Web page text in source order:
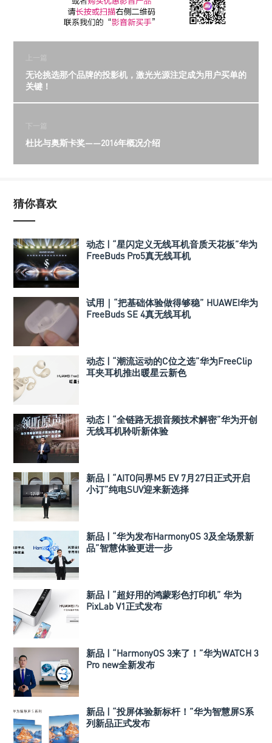
上一篇
无论挑选那个品牌的投影机，激光光源注定成为用户买单的
关键！
下一篇
杜比与奥斯卡奖——2016年概况介绍
猜你喜欢
动态 | “星闪定义无线耳机音质天花板”华为
FreeBuds Pro5真无线耳机
试用｜“把基础体验做得够稳” HUAWEI华为
FreeBuds SE 4真无线耳机
动态 | “潮流运动的C位之选”华为FreeClip
耳夹耳机推出暖星云新色
动态 | “全链路无损音频技术解密”华为开创
无线耳机聆听新体验
新品 | “AITO问界M5 EV 7月27日正式开启
小订”纯电SUV迎来新选择
新品 | “华为发布HarmonyOS 3及全场景新
品”智慧体验更进一步
新品 | “超好用的鸿蒙彩色打印机” 华为
PixLab V1正式发布
新品 | “HarmonyOS 3来了！”华为WATCH 3
Pro new全新发布
新品 | “投屏体验新标杆！”华为智慧屏S系
列新品正式发布